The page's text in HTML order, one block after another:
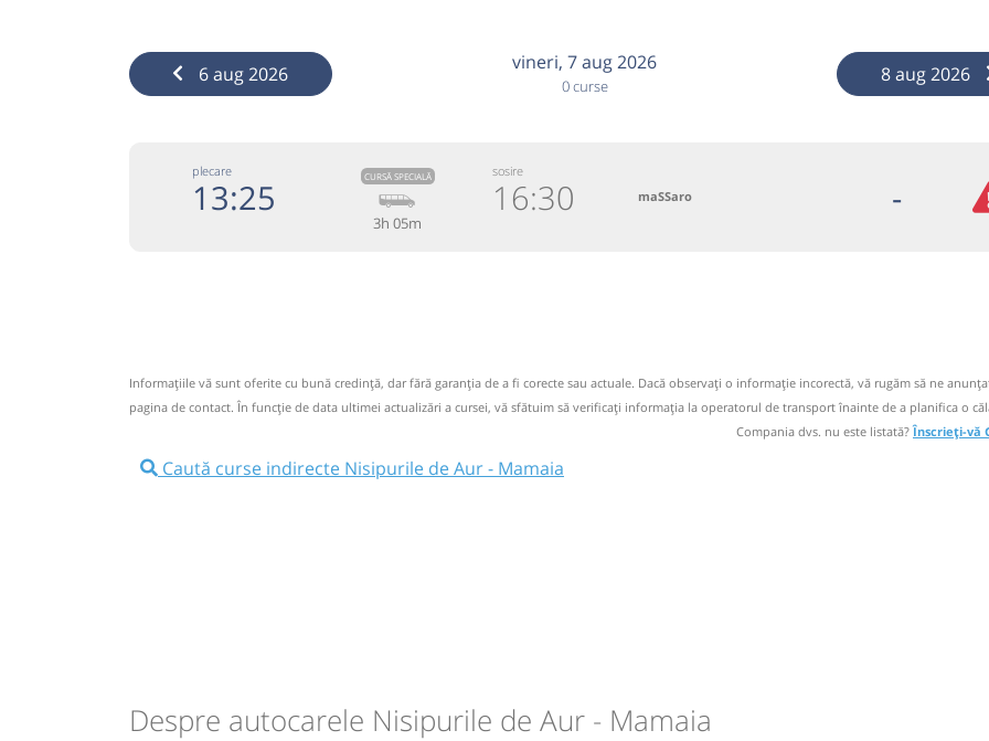
6 aug 2026 vineri, 7 aug 2026
0 curse 8 aug 2026
plecare
13:25 CURSĂ SPECIALĂ
3h 05m
sosire
16:30 maSSaro -
Toate locurile sunt ocupate.
Informaţiile vă sunt oferite cu bună credinţă, dar fără garanţia de a fi corecte sau actuale. Dacă observați o informaţie incorectă, vă rugăm să ne
pagina de contact. În funcție de data ultimei actualizări a cursei, vă sfătuim să verificaţi informaţia la operatorul de transport înainte de a planifica o
Compania dvs. nu este listată?Înscrieți-vă
Caută curse indirecte Nisipurile de Aur - Mamaia
Despre autocarele Nisipurile de Aur - Mamaia